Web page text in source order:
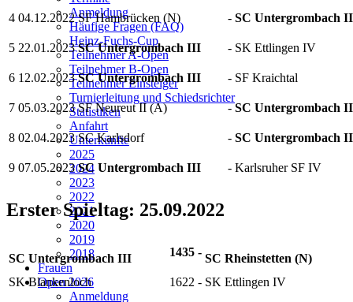
Anmeldung
Häufige Fragen (FAQ)
Heinz-Fuchs-Cup
Teilnehmer A-Open
Teilnehmer B-Open
Teilnehmer Einsteiger
Turnierleitung und Schiedsrichter
Statistiken
Anfahrt
Unterkünfte
2025
2024
2023
2022
2021
2020
2019
2018
Frauen
Open 2026
Anmeldung
4 04.12.2022 SF Hambrücken (N) - SC Untergrombach
5 22.01.2023 SC Untergrombach III - SK Ettlingen IV
6 12.02.2023 SC Untergrombach III - SF Kraichtal
7 05.03.2023 SF Neureut II (A) - SC Untergrombach
8 02.04.2023 SC Karlsdorf - SC Untergrombach
9 07.05.2023 SC Untergrombach III - Karlsruher SF IV
Erster Spieltag: 25.09.2022
SC Untergrombach III 1435 - SC Rheinstetten (N)
SK Blankenloch
1622 - SK Ettlingen IV